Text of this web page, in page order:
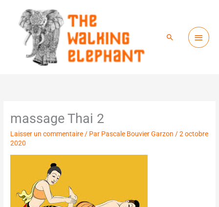
Rechercher
massage Thai 2
Laisser un commentaire / Par Pascale Bouvier Garzon /2 octobre
2020